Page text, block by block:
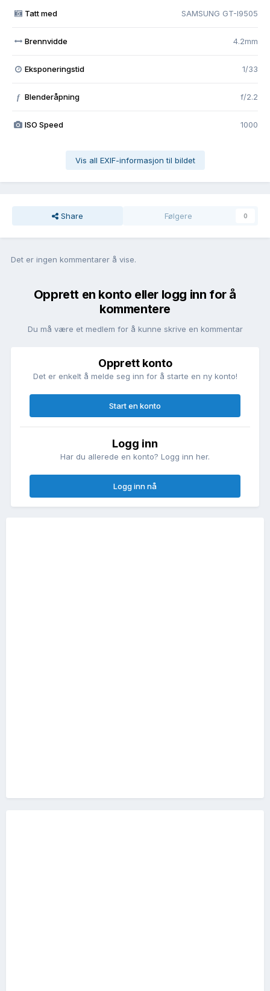
Tatt med SAMSUNG GT-I9505
Brennvidde 4.2mm
Eksponeringstid 1/33
f Blenderåpning f/2.2
ISO Speed 1000
Vis all EXIF-informasjon til bildet
Share Følgere 0
Det er ingen kommentarer å vise.
Opprett en konto eller logg inn for å
kommentere
Du må være et medlem for å kunne skrive en kommentar
Opprett konto
Det er enkelt å melde seg inn for å starte en ny konto!
Start en konto
Logg inn
Har du allerede en konto? Logg inn her.
Logg inn nå